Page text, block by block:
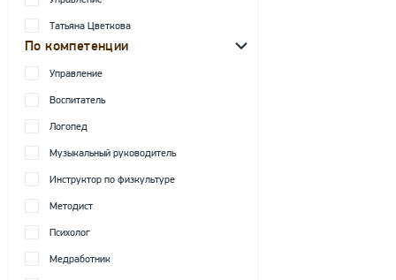
Татьяна Цветкова
По компетенции
Управление
Воспитатель
Логопед
Музыкальный руководитель
Инструктор по физкультуре
Методист
Психолог
Медработник